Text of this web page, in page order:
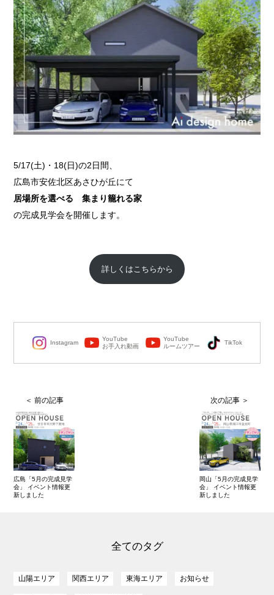
5/17(土)・18(日)の2日間、
広島市安佐北区あさひが丘にて
居場所を選べる 集まり籠れる家
の完成見学会を開催します。
詳しくはこちらから
Instagram
YouTube
お手入れ動画
YouTube
ルームツアー
TikTok
広島「5月の完成見学
会」 イベント情報更
新しました
岡山「5月の完成見学
会」 イベント情報更
新しました
全てのタグ
山陽エリア 関西エリア 東海エリア お知らせ